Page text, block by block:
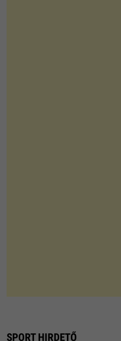
SPORT HIRDETŐ